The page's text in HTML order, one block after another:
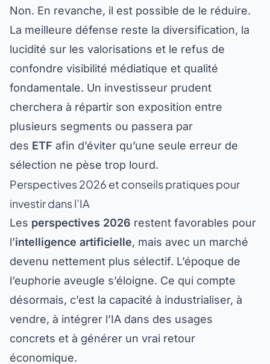
Non. En revanche, il est possible de le réduire.
La meilleure défense reste la diversification, la
lucidité sur les valorisations et le refus de
confondre visibilité médiatique et qualité
fondamentale. Un investisseur prudent
cherchera à répartir son exposition entre
plusieurs segments ou passera par
des ETF afin d’éviter qu’une seule erreur de
sélection ne pèse trop lourd.
Perspectives 2026 et conseils pratiques pour
investir dans l’IA
Les perspectives 2026 restent favorables pour
l’intelligence artificielle , mais avec un marché
devenu nettement plus sélectif. L’époque de
l’euphorie aveugle s’éloigne. Ce qui compte
désormais, c’est la capacité à industrialiser, à
vendre, à intégrer l’IA dans des usages
concrets et à générer un vrai retour
économique.